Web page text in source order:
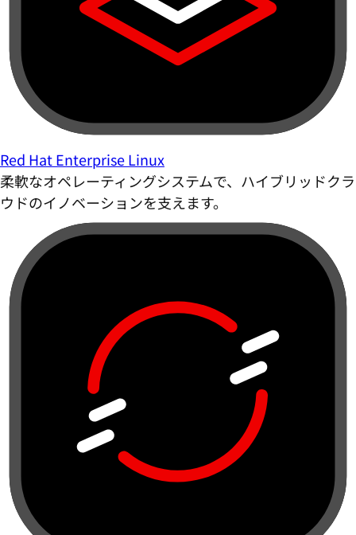
Red Hat Enterprise Linux
柔軟なオペレーティングシステムで、ハイブリッドクラ
ウドのイノベーションを支えます。